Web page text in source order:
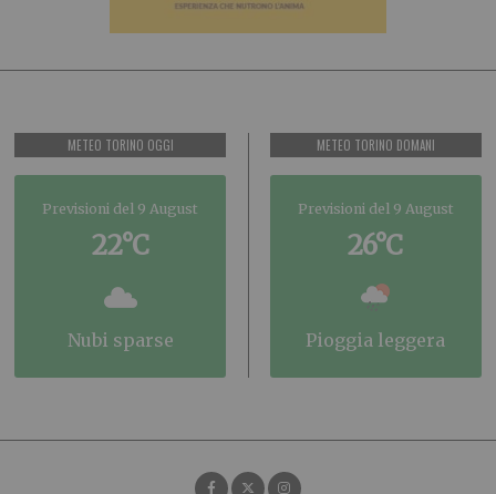
METEO TORINO OGGI
Previsioni del 9 August
22°C
nubi sparse
METEO TORINO DOMANI
Previsioni del 9 August
26°C
pioggia leggera